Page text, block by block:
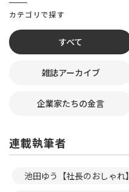
カテゴリで探す
すべて
雑誌アーカイブ
企業家たちの金言
連載執筆者
池田ゆう【社長のおしゃれ】